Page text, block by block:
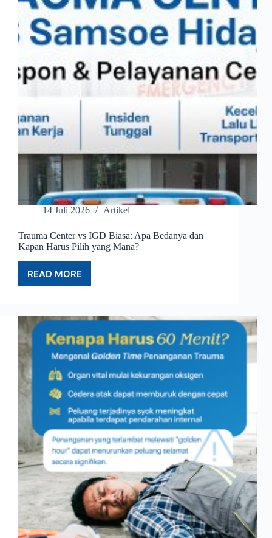
14 Juli 2026 Artikel
Trauma Center vs IGD Biasa: Apa Bedanya dan
Kapan Harus Pilih yang Mana?
READ MORE
TRAUMA
BIASA:
APA
BEDANYA
DAN
KAPAN
HARUS
PILIH
YANG
MANA?